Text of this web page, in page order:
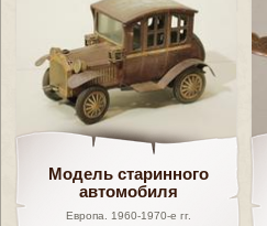
Модель старинного
автомобиля
Европа. 1960-1970-е гг.